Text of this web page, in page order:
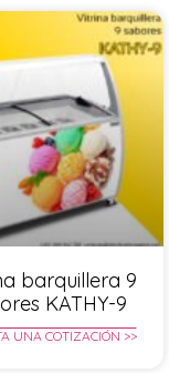
barquillera 9
KATHY-9
UNA COTIZACIÓN >>